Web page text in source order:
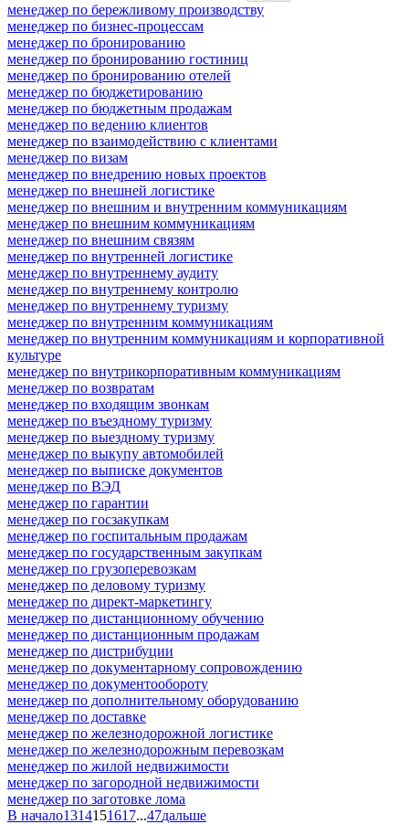
менеджер по бережливому производству
менеджер по бизнес-процессам
менеджер по бронированию
менеджер по бронированию гостиниц
менеджер по бронированию отелей
менеджер по бюджетированию
менеджер по бюджетным продажам
менеджер по ведению клиентов
менеджер по взаимодействию с клиентами
менеджер по визам
менеджер по внедрению новых проектов
менеджер по внешней логистике
менеджер по внешним и внутренним коммуникациям
менеджер по внешним коммуникациям
менеджер по внешним связям
менеджер по внутренней логистике
менеджер по внутреннему аудиту
менеджер по внутреннему контролю
менеджер по внутреннему туризму
менеджер по внутренним коммуникациям
менеджер по внутренним коммуникациям и корпоративной
культуре
менеджер по внутрикорпоративным коммуникациям
менеджер по возвратам
менеджер по входящим звонкам
менеджер по въездному туризму
менеджер по выездному туризму
менеджер по выкупу автомобилей
менеджер по выписке документов
менеджер по ВЭД
менеджер по гарантии
менеджер по госзакупкам
менеджер по госпитальным продажам
менеджер по государственным закупкам
менеджер по грузоперевозкам
менеджер по деловому туризму
менеджер по директ-маркетингу
менеджер по дистанционному обучению
менеджер по дистанционным продажам
менеджер по дистрибуции
менеджер по документарному сопровождению
менеджер по документообороту
менеджер по дополнительному оборудованию
менеджер по доставке
менеджер по железнодорожной логистике
менеджер по железнодорожным перевозкам
менеджер по жилой недвижимости
менеджер по загородной недвижимости
менеджер по заготовке лома
В начало1314151617...47дальше